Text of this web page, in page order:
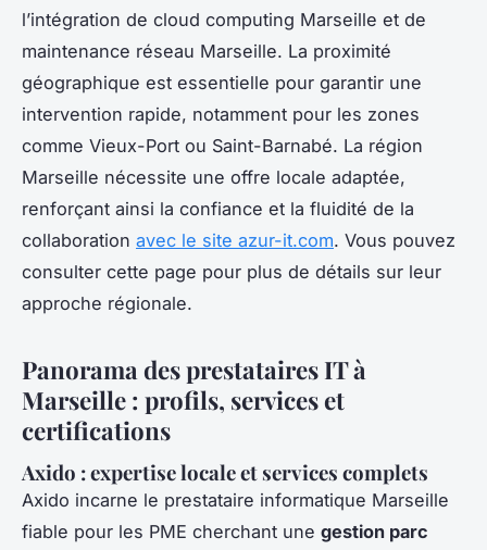
l’intégration de cloud computing Marseille et de
maintenance réseau Marseille. La proximité
géographique est essentielle pour garantir une
intervention rapide, notamment pour les zones
comme Vieux-Port ou Saint-Barnabé. La région
Marseille nécessite une offre locale adaptée,
renforçant ainsi la confiance et la fluidité de la
collaboration avec le site azur-it.com. Vous pouvez
consulter cette page pour plus de détails sur leur
approche régionale.
Panorama des prestataires IT à
Marseille : profils, services et
certifications
Axido : expertise locale et services complets
Axido incarne le prestataire informatique Marseille
fiable pour les PME cherchant une gestion parc